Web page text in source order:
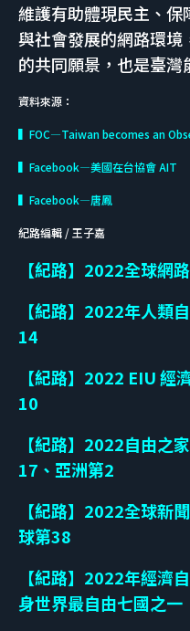
維護有助體現民主、
與社會發展的網路環
的共同願景，也是臺灣
資料來源：
▍FOC—Taiwan becomes an
▍Facebook—美國在台協會 AIT
▍Facebook—唐鳳
紀路編輯 / 王子嘉
【紀路】2022全球網
【紀路】2022年人類
14
【紀路】2022 EIU 經
10
【紀路】2022自由之
17、亞洲第2
【紀路】 2022全球新
球第38
【紀路】2022年經濟
身世界最自由七國之一